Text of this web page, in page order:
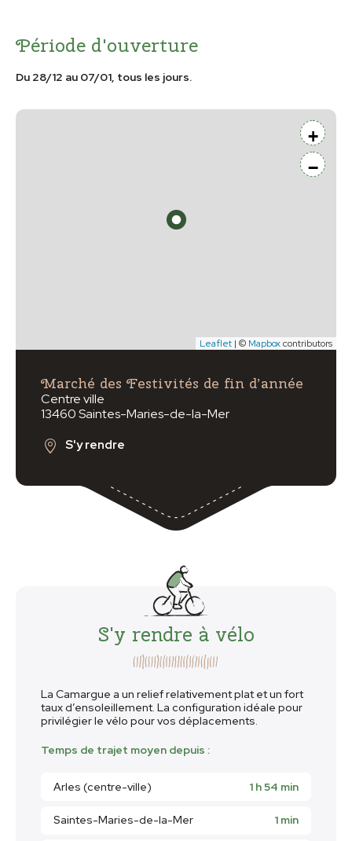
Période d'ouverture
Du 28/12 au 07/01, tous les jours.
+
−
Leaflet | © Mapboxcontributors
Marché des Festivités de fin d’année
Centre ville
13460 Saintes-Maries-de-la-Mer
S'y rendre
S'y rendre à vélo
La Camargue a un relief relativement plat et un fort
taux d’ensoleillement. La configuration idéale pour
privilégier le vélo pour vos déplacements.
Temps de trajet moyen depuis :
Arles (centre-ville) 1 h 54 min
Saintes-Maries-de-la-Mer 1 min